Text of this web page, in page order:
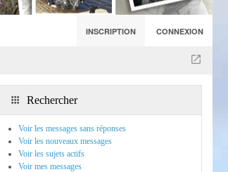
INSCRIPTION CONNEXION
Rechercher
Voir les messages sans réponses
Voir les nouveaux messages
Voir les sujets actifs
Voir mes messages